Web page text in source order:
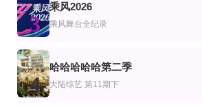
财富酒店第一季
King & Prince：洛杉矶二人行
永濑廉,高桥海人
愈见2026
更新至第20260807期
一饭封神第二季
暂无
已完结 共12期
博物馆之城·中华文明探源季
刘雨昕,王昱珩,单霁翔,于震
第2期
穿越欧洲自然奇境
3
乘风2026
乘风舞台全纪录
4
哈哈哈哈哈第二季
大陆综艺 第11期下